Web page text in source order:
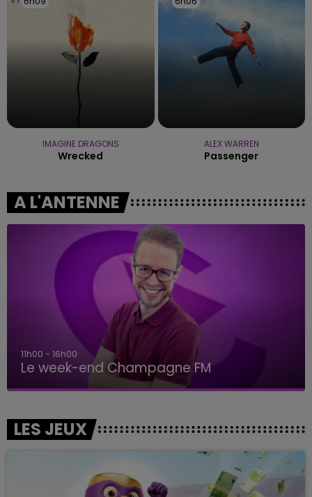
IMAGINE DRAGONS
Wrecked
ALEX WARREN
Passenger
A L'ANTENNE
11h00 - 16h00
Le week-end Champagne FM
LES JEUX